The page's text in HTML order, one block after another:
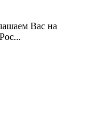
Вас на